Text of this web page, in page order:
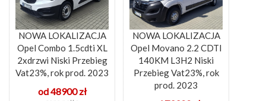
NOWA LOKALIZACJA
Opel Combo 1.5cdti XL
2xdrzwi Niski Przebieg
Vat23%, rok prod. 2023
od 48900 zł
NOWA LOKALIZACJA
Opel Movano 2.2 CDTI
140KM L3H2 Niski
Przebieg Vat23%, rok
prod. 2023